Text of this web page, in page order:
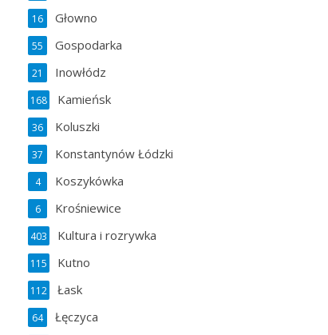
Głowno
16
Gospodarka
55
Inowłódz
21
Kamieńsk
168
Koluszki
36
Konstantynów Łódzki
37
Koszykówka
4
Krośniewice
6
Kultura i rozrywka
403
Kutno
115
Łask
112
Łęczyca
64